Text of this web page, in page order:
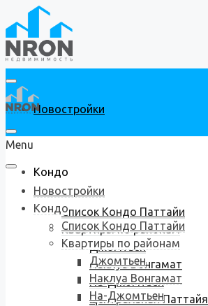
Новостройки
Кондо
Список Кондо Паттайи
Квартиры по районам
Джомтьен
Наклуа Вонгамат
На-Джомтьен
Центральная Паттайя
Menu
Новостройки
Кондо
Список Кондо Паттайи
Квартиры по районам
Джомтьен
Наклуа Вонгамат
На-Джомтьен